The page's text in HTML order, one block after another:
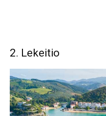
2. Lekeitio